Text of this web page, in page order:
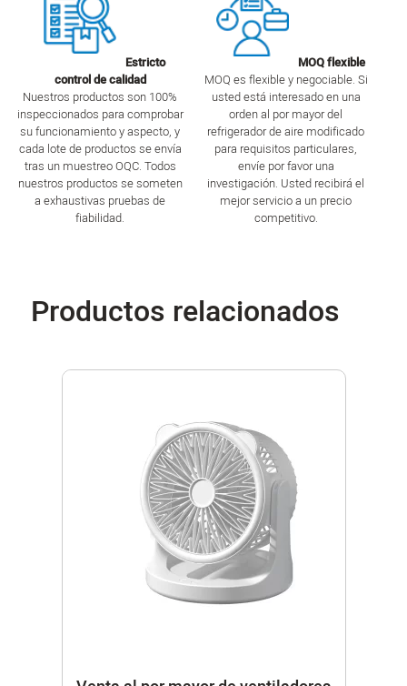
Estricto
control de calidad
Nuestros productos son 100%
inspeccionados para comprobar
su funcionamiento y aspecto, y
cada lote de productos se envía
tras un muestreo OQC. Todos
nuestros productos se someten
a exhaustivas pruebas de
fiabilidad.
MOQ flexible
MOQ es flexible y negociable. Si
usted está interesado en una
orden al por mayor del
refrigerador de aire modificado
para requisitos particulares,
envíe por favor una
investigación. Usted recibirá el
mejor servicio a un precio
competitivo.
Productos relacionados